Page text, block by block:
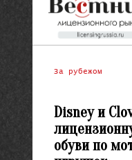
За рубежом
Disney и
обуви по